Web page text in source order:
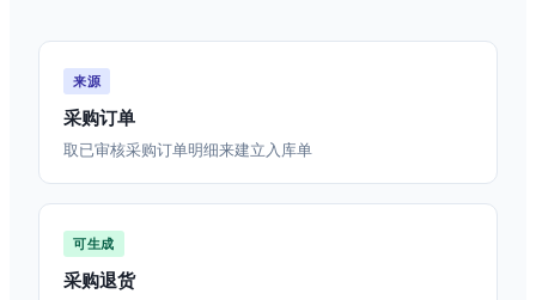
来源
采购订单
取已审核采购订单明细来建立入库单
可生成
采购退货